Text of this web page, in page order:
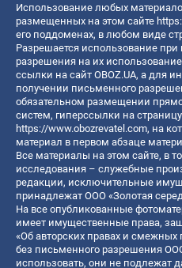
Использование любых
размещенных на этом сайте
его поддоменах, в любом виде
Разрешается использование
разрешения на их
ссылки на сайт OBOZ.UA, а для
получении письменного
обязательном размещении
систем, гиперссылки на
https://www.obozrevatel.com, на
материал в первом абзаце
Все материалы на этом сайте, в
исследования – служебные
редакции, исключительные
принадлежат ООО «Золотая
На все опубликованные
имеет имущественные права,
«Об авторских правах и смежных
без письменного разрешения
использовать, они не подлежат